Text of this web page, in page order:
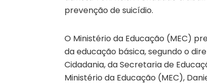
prevenção de suicídio.
O Ministério da Educação (MEC)
da educação básica, segundo o
Cidadania, da Secretaria de
Ministério da Educação (MEC),